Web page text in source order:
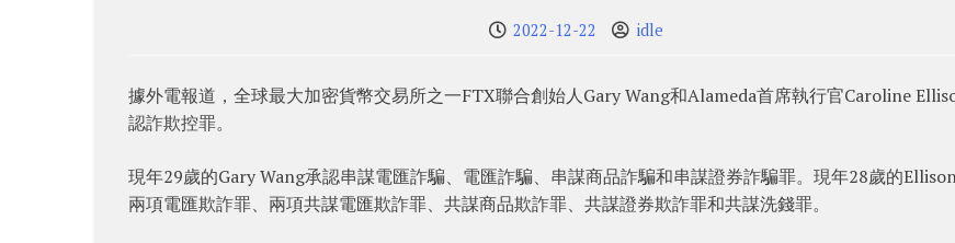
2022-12-22 idle
據外電報道，全球最大加密貨幣交易所之一FTX聯合創始人Gary Wang和Alameda首席執行官Caroline
認詐欺控罪。
現年29歲的Gary Wang承認串謀電匯詐騙、電匯詐騙、串謀商品詐騙和串謀證券詐騙罪。現年28歲的
兩項電匯欺詐罪、兩項共謀電匯欺詐罪、共謀商品欺詐罪、共謀證券欺詐罪和共謀洗錢罪。